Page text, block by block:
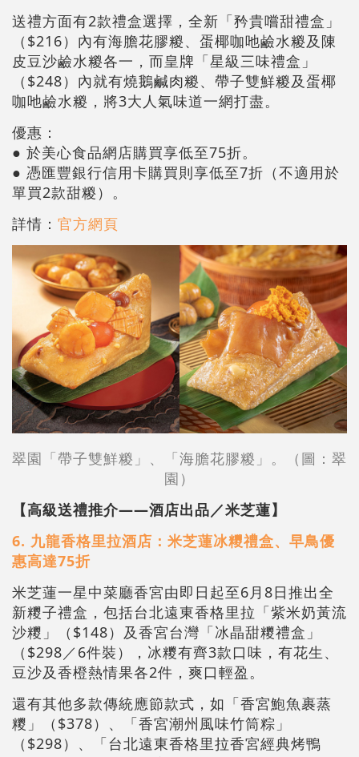
送禮方面有2款禮盒選擇，全新「矜貴嚐甜禮盒」
（$216）內有海膽花膠糉、蛋椰咖吔鹼水糉及陳
皮豆沙鹼水糉各一，而皇牌「星級三味禮盒」
（$248）內就有燒鵝鹹肉糉、帶子雙鮮糉及蛋椰
咖吔鹼水糉，將3大人氣味道一網打盡。
優惠：
● 於美心食品網店購買享低至75折。
● 憑匯豐銀行信用卡購買則享低至7折（不適用於
單買2款甜糉）。
詳情： 官方網頁
翠園「帶子雙鮮糉」、「海膽花膠糉」。（圖：翠
園）
【高級送禮推介——酒店出品／米芝蓮】
6. 九龍香格里拉酒店：米芝蓮冰糭禮盒、早鳥優
惠高達75折
米芝蓮一星中菜廳香宮由即日起至6月8日推出全
新糭子禮盒，包括台北遠東香格里拉「紫米奶黃流
沙糭」（$148）及香宮台灣「冰晶甜糭禮盒」
（$298／6件裝），冰糭有齊3款口味，有花生、
豆沙及香橙熱情果各2件，爽口輕盈。
還有其他多款傳統應節款式，如「香宮鮑魚裹蒸
糭」（$378）、「香宮潮州風味竹筒粽」
（$298）、「台北遠東香格里拉香宮經典烤鴨